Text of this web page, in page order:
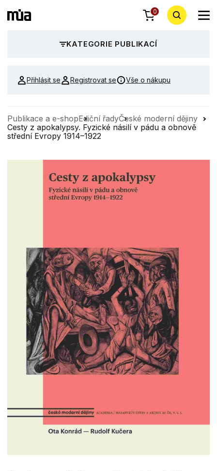
0
KATEGORIE PUBLIKACÍ
Přihlásit se Registrovat se Vše o nákupu
Publikace a e-shopEdiční řadyČeské moderní dějiny
Cesty z apokalypsy. Fyzické násilí v pádu a obnově
střední Evropy 1914–1922